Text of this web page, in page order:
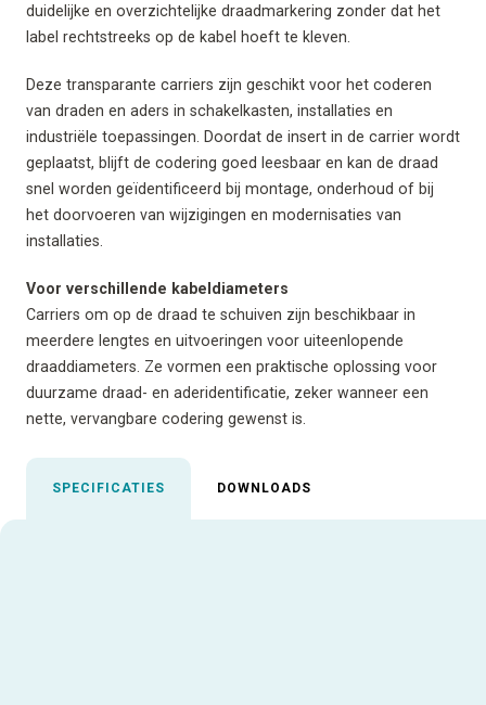
duidelijke en overzichtelijke draadmarkering zonder dat het
label rechtstreeks op de kabel hoeft te kleven.
Deze transparante carriers zijn geschikt voor het coderen
van draden en aders in schakelkasten, installaties en
industriële toepassingen. Doordat de insert in de carrier wordt
geplaatst, blijft de codering goed leesbaar en kan de draad
snel worden geïdentificeerd bij montage, onderhoud of bij
het doorvoeren van wijzigingen en modernisaties van
installaties.
Voor verschillende kabeldiameters
Carriers om op de draad te schuiven zijn beschikbaar in
meerdere lengtes en uitvoeringen voor uiteenlopende
draaddiameters. Ze vormen een praktische oplossing voor
duurzame draad- en aderidentificatie, zeker wanneer een
nette, vervangbare codering gewenst is.
SPECIFICATIES DOWNLOADS